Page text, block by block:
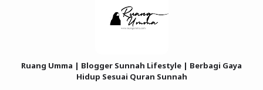
Ruang Umma | Blogger Sunnah Lifestyle | Berbagi Gaya
Hidup Sesuai Quran Sunnah